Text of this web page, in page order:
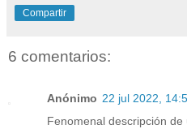
Compartir
6 comentarios:
Anónimo 22 jul 2022,
Fenomenal descripción de